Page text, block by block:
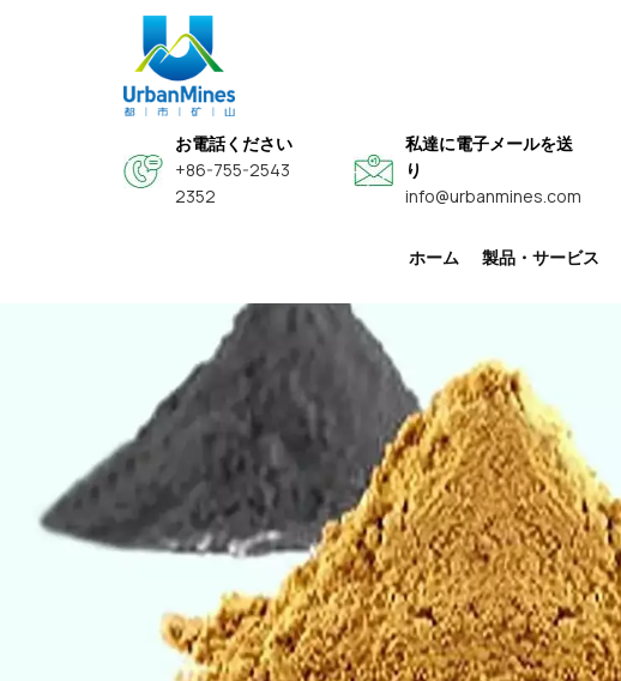
お電話ください
+86-755-2543
2352
私達に電子メールを送
り
info@urbanmines.com
ホーム 製品・サービス